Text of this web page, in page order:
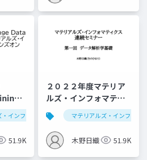
ズ・
スハ
インフォマティクス データ解析学
51.9K
２０２２年度マテリア
ルズ・インフォマティ
クス連続セミナー：デ
ータ解析学基礎
マテリアルズ・インフォマ
木野日織 51.9K